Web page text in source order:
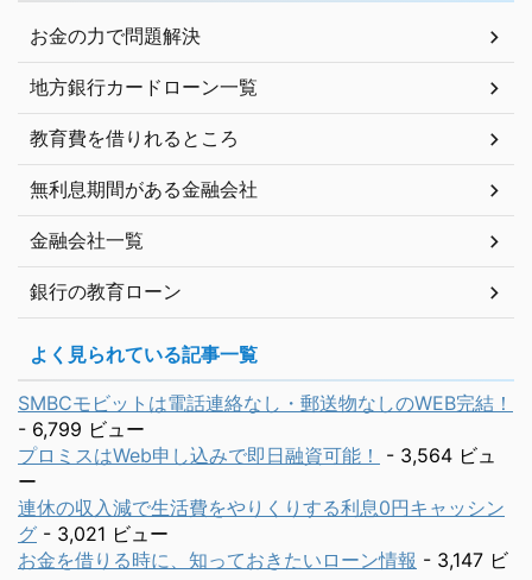
お金の力で問題解決
地方銀行カードローン一覧
教育費を借りれるところ
無利息期間がある金融会社
金融会社一覧
銀行の教育ローン
よく見られている記事一覧
SMBCモビットは電話連絡なし・郵送物なしのWEB完結！
- 6,799 ビュー
プロミスはWeb申し込みで即日融資可能！
- 3,564 ビュ
ー
連休の収入減で生活費をやりくりする利息0円キャッシン
グ - 3,021 ビュー
お金を借りる時に、知っておきたいローン情報 - 3,147 ビ